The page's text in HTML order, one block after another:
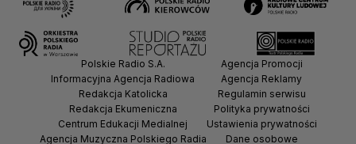
Polskie Radio S.A.
Informacyjna Agencja Radiowa
Redakcja Katolicka
Redakcja Ekumeniczna
Centrum Edukacji Medialnej
Agencja Muzyczna Polskiego Radia
Agencja Promocji
Agencja Reklamy
Regulamin serwisu
Polityka prywatności
Ustawienia prywatności
Dane osobowe